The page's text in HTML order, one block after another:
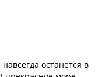
останется в